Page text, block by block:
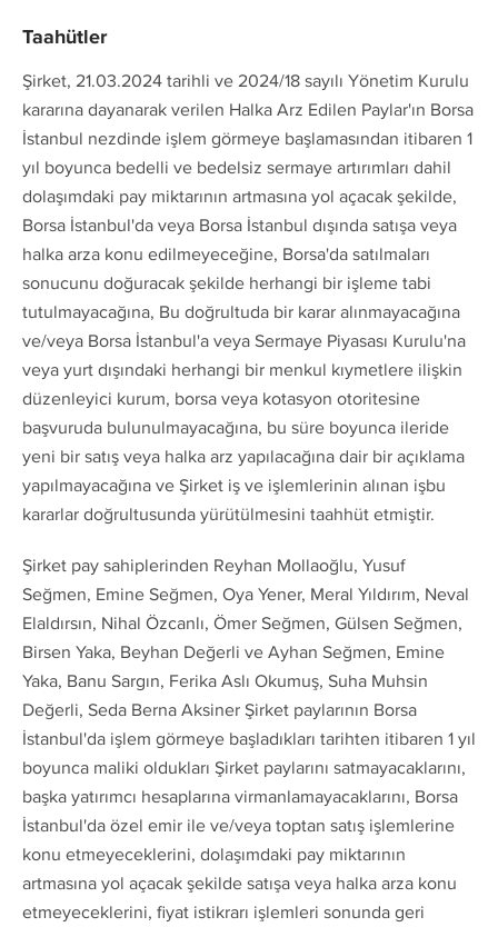
Taahütler
Şirket, 21.03.2024 tarihli ve 2024/18 sayılı Yönetim Kurulu
kararına dayanarak verilen Halka Arz Edilen Paylar'ın Borsa
İstanbul nezdinde işlem görmeye başlamasından itibaren 1
yıl boyunca bedelli ve bedelsiz sermaye artırımları dahil
dolaşımdaki pay miktarının artmasına yol açacak şekilde,
Borsa İstanbul'da veya Borsa İstanbul dışında satışa veya
halka arza konu edilmeyeceğine, Borsa'da satılmaları
sonucunu doğuracak şekilde herhangi bir işleme tabi
tutulmayacağına, Bu doğrultuda bir karar alınmayacağına
ve/veya Borsa İstanbul'a veya Sermaye Piyasası Kurulu'na
veya yurt dışındaki herhangi bir menkul kıymetlere ilişkin
düzenleyici kurum, borsa veya kotasyon otoritesine
başvuruda bulunulmayacağına, bu süre boyunca ileride
yeni bir satış veya halka arz yapılacağına dair bir açıklama
yapılmayacağına ve Şirket iş ve işlemlerinin alınan işbu
kararlar doğrultusunda yürütülmesini taahhüt etmiştir.
Şirket pay sahiplerinden Reyhan Mollaoğlu, Yusuf
Seğmen, Emine Seğmen, Oya Yener, Meral Yıldırım, Neval
Elaldırsın, Nihal Özcanlı, Ömer Seğmen, Gülsen Seğmen,
Birsen Yaka, Beyhan Değerli ve Ayhan Seğmen, Emine
Yaka, Banu Sargın, Ferika Aslı Okumuş, Suha Muhsin
Değerli, Seda Berna Aksiner Şirket paylarının Borsa
İstanbul'da işlem görmeye başladıkları tarihten itibaren 1 yıl
boyunca maliki oldukları Şirket paylarını satmayacaklarını,
başka yatırımcı hesaplarına virmanlamayacaklarını, Borsa
İstanbul'da özel emir ile ve/veya toptan satış işlemlerine
konu etmeyeceklerini, dolaşımdaki pay miktarının
artmasına yol açacak şekilde satışa veya halka arza konu
etmeyeceklerini, fiyat istikrarı işlemleri sonunda geri